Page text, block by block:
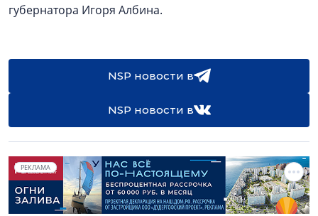
губернатора Игоря Албина.
NSP новости в
NSP новости в
РЕКЛАМА